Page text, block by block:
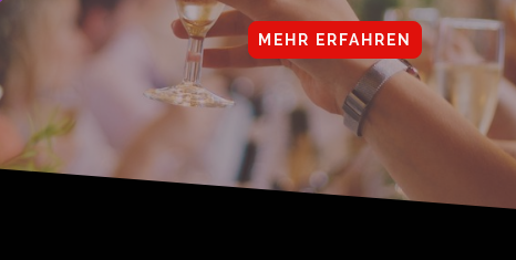
MEHR ERFAHREN